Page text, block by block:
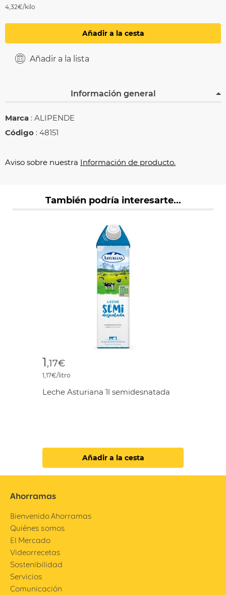
4,32€/kilo
Añadir a la cesta
Añadir a la lista
Información general
Marca : ALIPENDE
Código : 48151
Aviso sobre nuestra Información de producto.
También podría interesarte...
1,17€
1,17€/litro
Leche Asturiana 1l semidesnatada
Añadir a la cesta
Ahorramas
Bienvenido Ahorramas
Quiénes somos
El Mercado
Videorrecetas
Sostenibilidad
Servicios
Comunicación